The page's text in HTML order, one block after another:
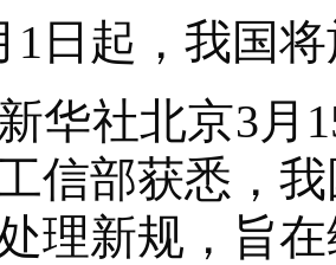
1日起，我国
社北京3月15
信部获悉，
理新规，旨